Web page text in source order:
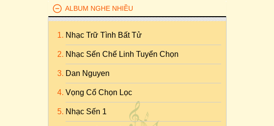
ALBUM NGHE NHIỀU
Nhạc Trữ Tình Bất Tử
Nhạc Sến Chế Linh Tuyển Chọn
Dan Nguyen
Vọng Cổ Chọn Lọc
Nhạc Sến 1